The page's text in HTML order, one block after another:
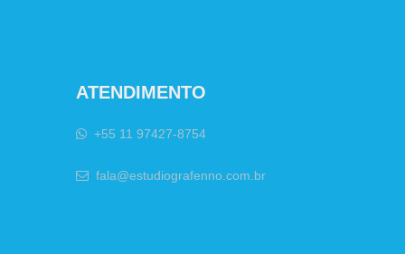
ATENDIMENTO
+55 11 97427-8754
fala@estudiografenno.com.br